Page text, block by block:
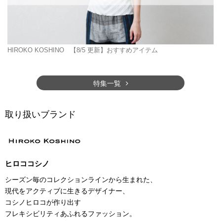
HIROKO KOSHINO 【8/5 更新】おすすめアイテム
特集一覧
取り扱いブランド
ヒロココシノ
シーズン毎のコレクションラインから生まれた、
現代をアクティブに生きるデザイナー、
コシノヒロコが作り出す
フレキシビリティあふれるファッション。